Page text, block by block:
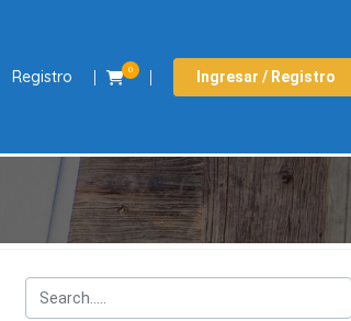
Registro 0 Ingresar / Registro